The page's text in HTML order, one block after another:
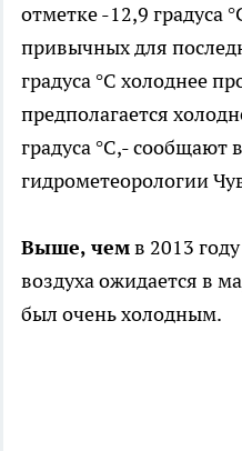
отметке -12,9 градуса
привычных для
градуса °C холоднее
предполагается
градуса °C,- сообщают
гидрометеорологии
Выше, чемв 2013
воздуха ожидается в
был очень холодным.